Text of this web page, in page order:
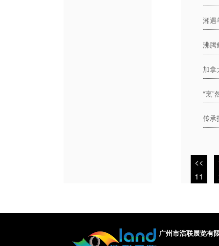
<<
11
广州市浩联展览有